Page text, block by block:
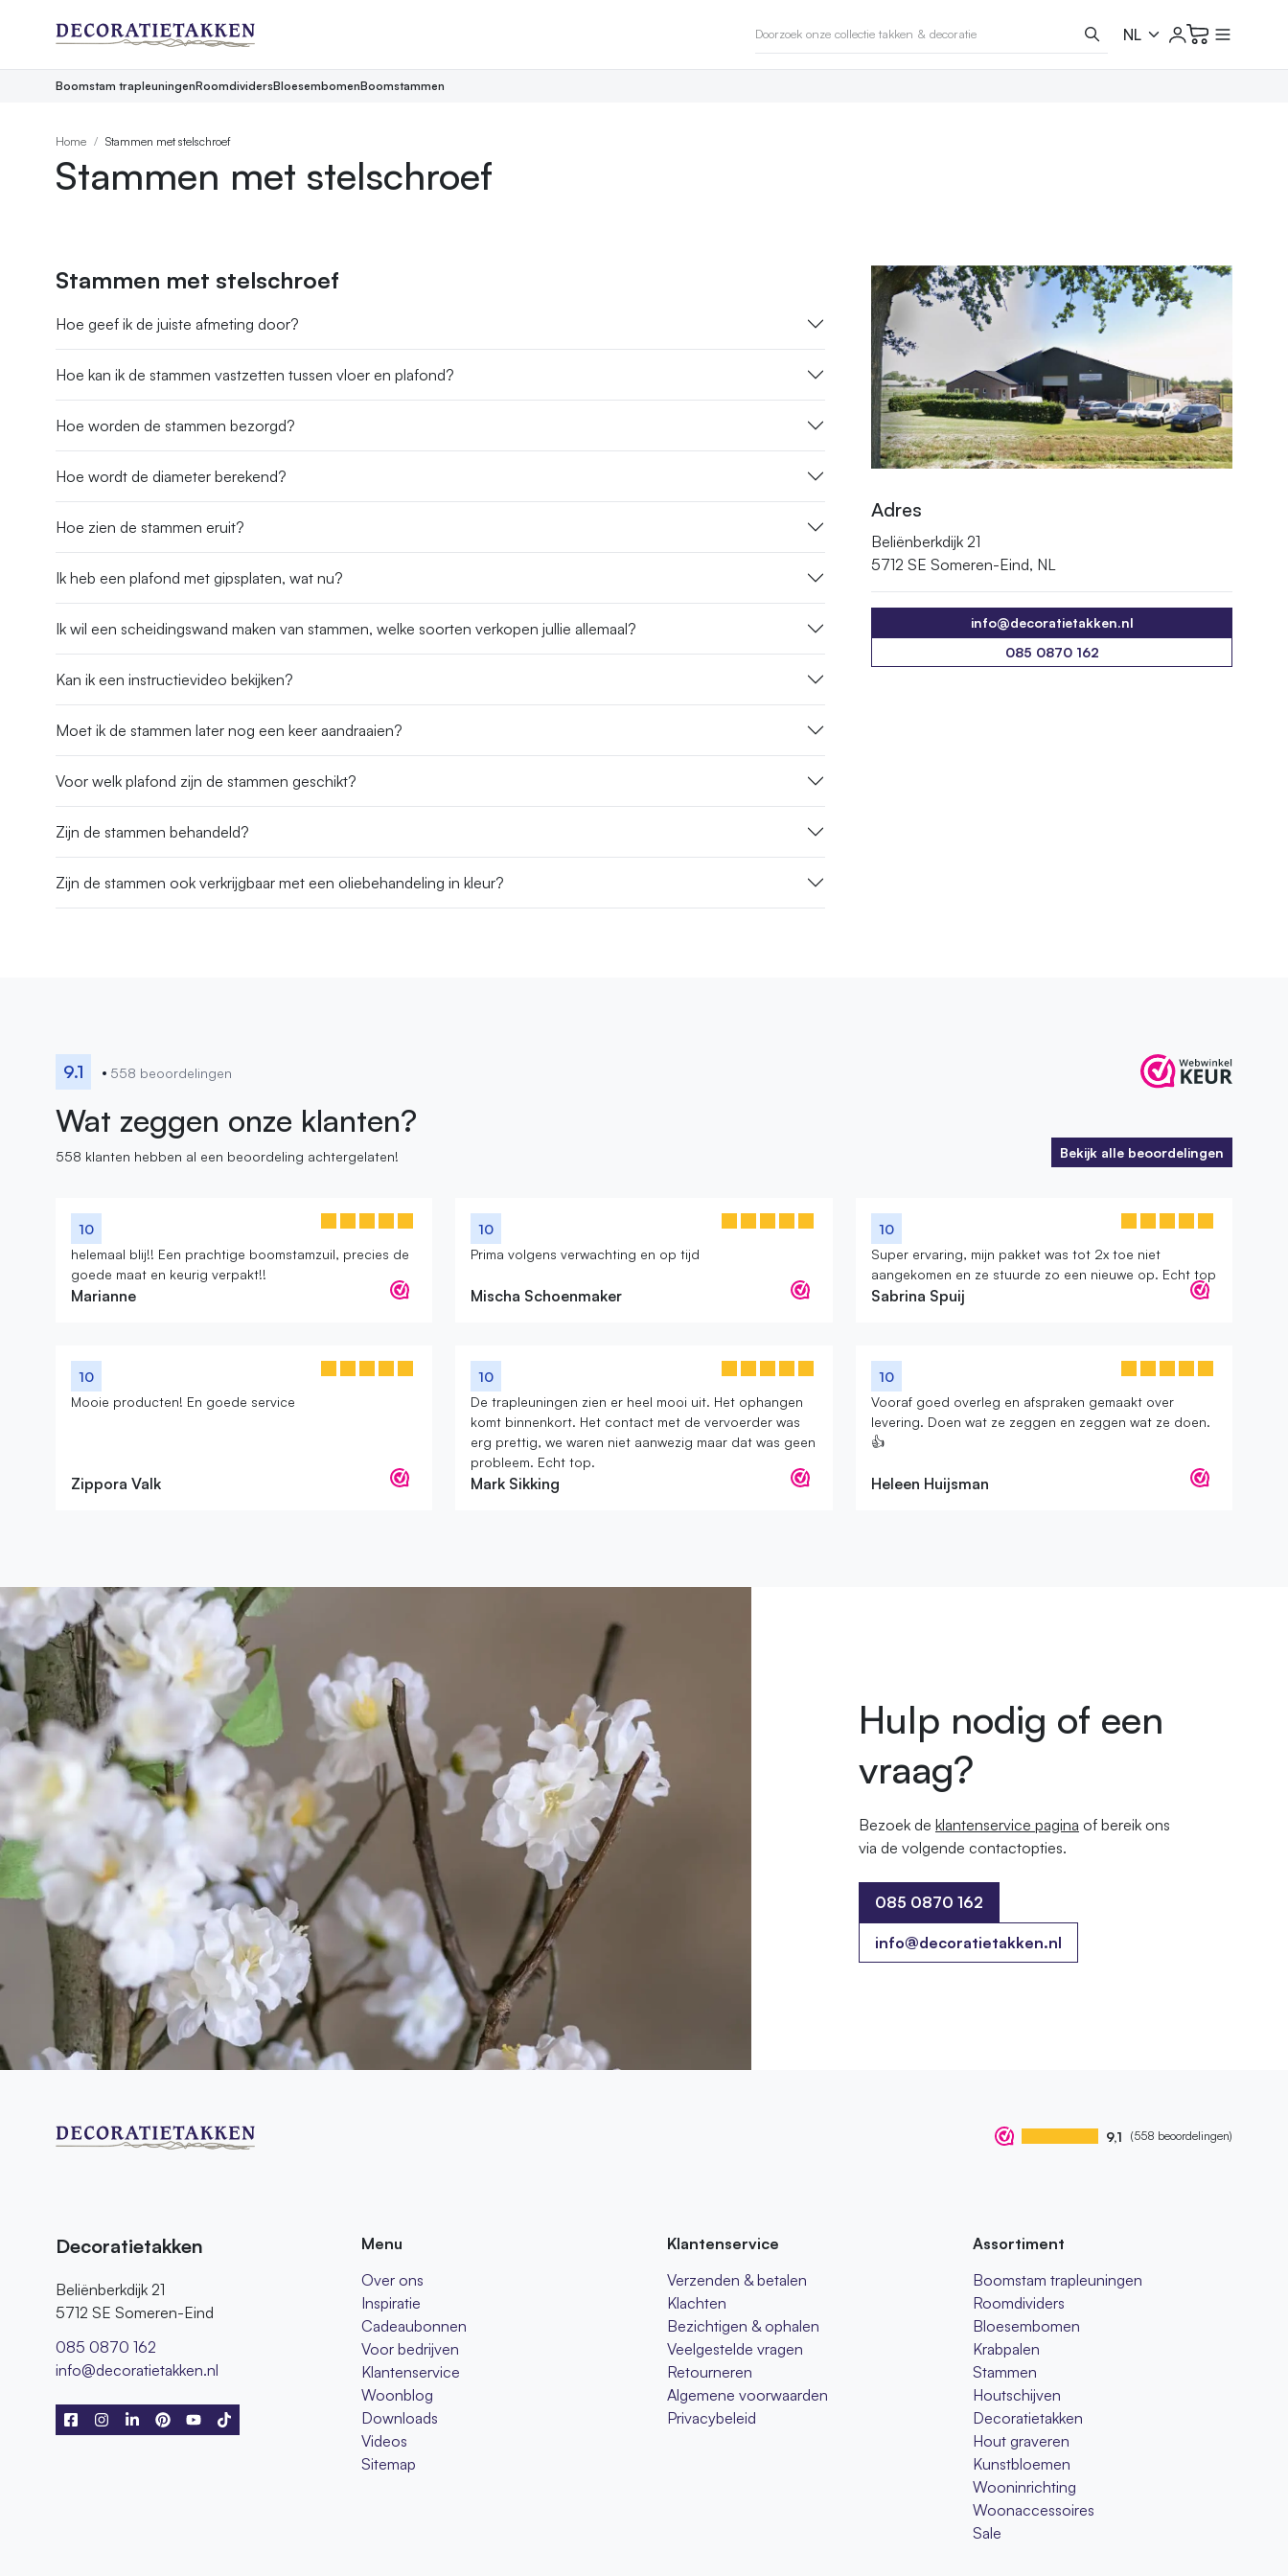
Boomstam trapleuningenRoomdividersBloesembomenBoomstammen
Home Stammen met stelschroef
Stammen met stelschroef
Stammen met stelschroef
Hoe geef ik de juiste afmeting door?
Hoe kan ik de stammen vastzetten tussen vloer en plafond?
Hoe worden de stammen bezorgd?
Hoe wordt de diameter berekend?
Hoe zien de stammen eruit?
Ik heb een plafond met gipsplaten, wat nu?
Ik wil een scheidingswand maken van stammen, welke soorten verkopen jullie allemaal?
Kan ik een instructievideo bekijken?
Moet ik de stammen later nog een keer aandraaien?
Voor welk plafond zijn de stammen geschikt?
Zijn de stammen behandeld?
Zijn de stammen ook verkrijgbaar met een oliebehandeling in kleur?
Adres
Beliënberkdijk 21
5712 SE Someren-Eind, NL
info@decoratietakken.nl
info@decoratietakken.nl
085 0870 162
9.1 558 beoordelingen
Wat zeggen onze klanten?
558 klanten hebben al een beoordeling achtergelaten!
Bekijk alle beoordelingen
Bekijk alle beoordelingen
10
helemaal blij!! Een prachtige boomstamzuil, precies de
goede maat en keurig verpakt!!
Marianne
10
Prima volgens verwachting en op tijd
Mischa Schoenmaker
10
Super ervaring, mijn pakket was tot 2x toe niet
aangekomen en ze stuurde zo een nieuwe op. Echt top
Sabrina Spuij
10
Mooie producten! En goede service
Zippora Valk
10
De trapleuningen zien er heel mooi uit. Het ophangen
komt binnenkort. Het contact met de vervoerder was
erg prettig, we waren niet aanwezig maar dat was geen
probleem. Echt top.
Mark Sikking
10
Vooraf goed overleg en afspraken gemaakt over
levering. Doen wat ze zeggen en zeggen wat ze doen.
👍
Heleen Huijsman
Hulp nodig of een
vraag?
Bezoek de klantenservice pagina of bereik ons ​​
via de volgende contactopties.
085 0870 162
085 0870 162
info@decoratietakken.nl
9,1 (558 beoordelingen)
Decoratietakken
Beliënberkdijk 21
5712 SE Someren-Eind
085 0870 162
info@decoratietakken.nl
Menu
Over ons
Inspiratie
Cadeaubonnen
Voor bedrijven
Klantenservice
Woonblog
Downloads
Videos
Sitemap
Klantenservice
Verzenden & betalen
Klachten
Bezichtigen & ophalen
Veelgestelde vragen
Retourneren
Algemene voorwaarden
Privacybeleid
Assortiment
Boomstam trapleuningen
Roomdividers
Bloesembomen
Krabpalen
Stammen
Houtschijven
Decoratietakken
Hout graveren
Kunstbloemen
Wooninrichting
Woonaccessoires
Sale